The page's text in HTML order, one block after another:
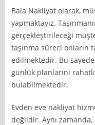
Bala Nakliyat olarak,
yapmaktayız.
gerçekleştirileceği
taşınma süreci onların
edilmektedir. Bu
günlük planlarını
bulabilmektedir.
Evden eve nakliyat
değildir. Aynı